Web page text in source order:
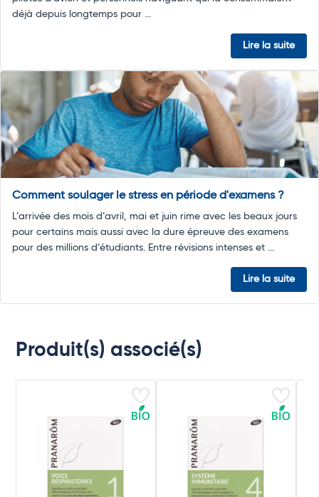
déjà depuis longtemps pour ...
Lire la suite
Comment soulager le stress en période d'examens ?
L’arrivée des mois d’avril, mai et juin rime avec les beaux jours
pour certains mais aussi avec la dure épreuve des examens
pour des millions d’étudiants. Entre révisions intenses et ...
Lire la suite
Produit(s) associé(s)